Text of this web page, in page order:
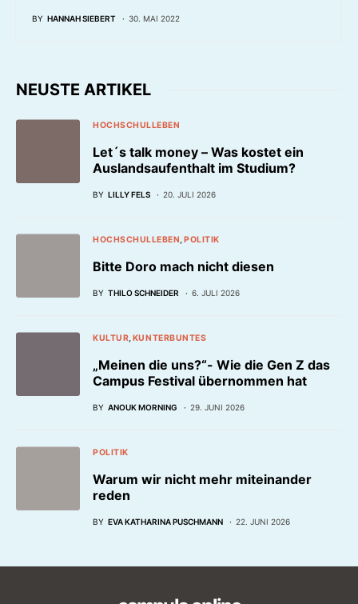
BY HANNAH SIEBERT 30. MAI 2022
NEUSTE ARTIKEL
HOCHSCHULLEBEN
Let´s talk money – Was kostet ein
Auslandsaufenthalt im Studium?
BY LILLY FELS 20. JULI 2026
HOCHSCHULLEBEN POLITIK
Bitte Doro mach nicht diesen
BY THILO SCHNEIDER 6. JULI 2026
KULTUR KUNTERBUNTES
„Meinen die uns?“- Wie die Gen Z das
Campus Festival übernommen hat
BY ANOUK MORNING 29. JUNI 2026
POLITIK
Warum wir nicht mehr miteinander
reden
BY EVA KATHARINA PUSCHMANN 22. JUNI 2026